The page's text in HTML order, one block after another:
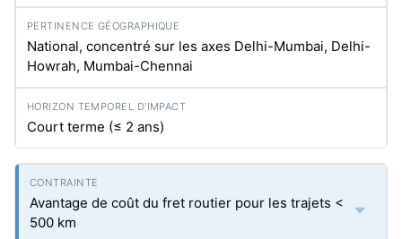
National, concentré sur les axes Delhi-Mumbai, Delhi-
Howrah, Mumbai-Chennai
Court terme (≤ 2 ans)
Avantage de coût du fret routier pour les trajets <
500 km